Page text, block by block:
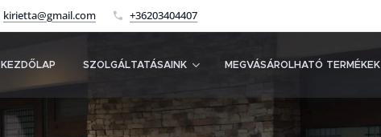
kirietta@gmail.com +36203404407
KEZDŐLAP SZOLGÁLTATÁSAINK MEGVÁSÁROLHATÓ TERMÉKEK